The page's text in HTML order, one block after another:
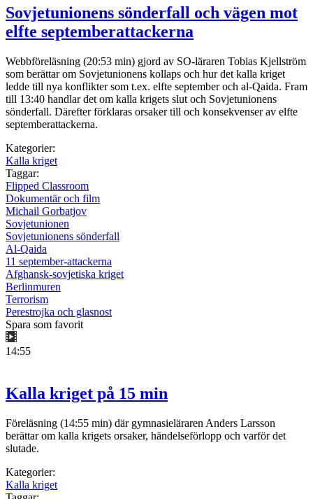
Sovjetunionens sönderfall och vägen mot
elfte septemberattackerna
Webbföreläsning (20:53 min) gjord av SO-läraren Tobias Kjellström
som berättar om Sovjetunionens kollaps och hur det kalla kriget
ledde till nya konflikter som t.ex. elfte september och al-Qaida. Fram
till 13:40 handlar det om kalla krigets slut och Sovjetunionens
sönderfall. Därefter förklaras orsaker till och konsekvenser av elfte
septemberattackerna.
Kategorier:
Kalla kriget
Taggar:
Flipped Classroom
Dokumentär och film
Michail Gorbatjov
Sovjetunionen
Sovjetunionens sönderfall
Al-Qaida
11 september-attackerna
Afghansk-sovjetiska kriget
Berlinmuren
Terrorism
Perestrojka och glasnost
Spara som favorit
14:55
Kalla kriget på 15 min
Föreläsning (14:55 min) där gymnasieläraren Anders Larsson
berättar om kalla krigets orsaker, händelseförlopp och varför det
slutade.
Kategorier:
Kalla kriget